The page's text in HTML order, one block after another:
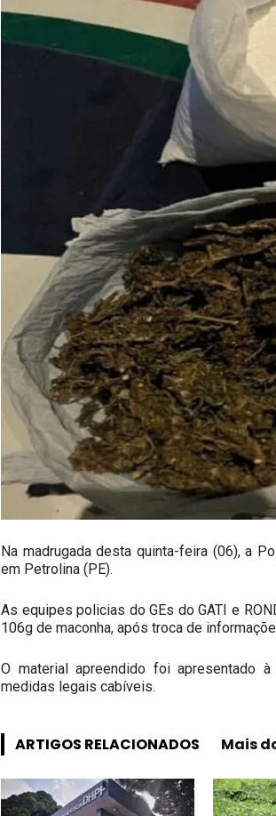
Na madrugada desta quinta-feira (06), a
em Petrolina (PE).
As equipes policias do GEs do GATI e
106g de maconha, após troca de
O material apreendido foi apresentado
medidas legais cabíveis.
ARTIGOS RELACIONADOS Mais